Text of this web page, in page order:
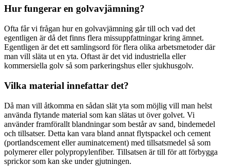
Hur fungerar en golvavjämning?
Ofta får vi frågan hur en golvavjämning går till och vad det
egentligen är då det finns flera missuppfattningar kring ämnet.
Egentligen är det ett samlingsord för flera olika arbetsmetoder där
man vill släta ut en yta. Oftast är det vid industriella eller
kommersiella golv så som parkeringshus eller sjukhusgolv.
Vilka material innefattar det?
Då man vill åtkomma en sådan slät yta som möjlig vill man helst
använda flytande material som kan slätas ut över golvet. Vi
använder framförallt blandningar som består av sand, bindemedel
och tillsatser. Detta kan vara bland annat flytspackel och cement
(portlandscement eller auminatcement) med tillsatsmedel så som
polymerer eller polypropylenfiber. Tillsatsen är till för att förbygga
sprickor som kan ske under gjutningen.